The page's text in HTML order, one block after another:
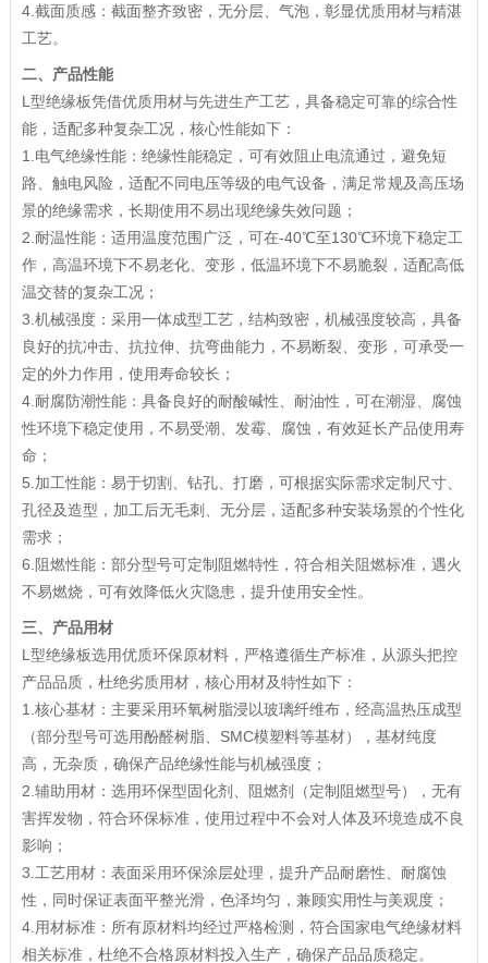
4.截面质感：截面整齐致密，无分层、气泡，彰显优质用材与精湛
工艺。
二、产品性能
L型绝缘板凭借优质用材与先进生产工艺，具备稳定可靠的综合性
能，适配多种复杂工况，核心性能如下：
1.电气绝缘性能：绝缘性能稳定，可有效阻止电流通过，避免短
路、触电风险，适配不同电压等级的电气设备，满足常规及高压场
景的绝缘需求，长期使用不易出现绝缘失效问题；
2.耐温性能：适用温度范围广泛，可在-40℃至130℃环境下稳定工
作，高温环境下不易老化、变形，低温环境下不易脆裂，适配高低
温交替的复杂工况；
3.机械强度：采用一体成型工艺，结构致密，机械强度较高，具备
良好的抗冲击、抗拉伸、抗弯曲能力，不易断裂、变形，可承受一
定的外力作用，使用寿命较长；
4.耐腐防潮性能：具备良好的耐酸碱性、耐油性，可在潮湿、腐蚀
性环境下稳定使用，不易受潮、发霉、腐蚀，有效延长产品使用寿
命；
5.加工性能：易于切割、钻孔、打磨，可根据实际需求定制尺寸、
孔径及造型，加工后无毛刺、无分层，适配多种安装场景的个性化
需求；
6.阻燃性能：部分型号可定制阻燃特性，符合相关阻燃标准，遇火
不易燃烧，可有效降低火灾隐患，提升使用安全性。
三、产品用材
L型绝缘板选用优质环保原材料，严格遵循生产标准，从源头把控
产品品质，杜绝劣质用材，核心用材及特性如下：
1.核心基材：主要采用环氧树脂浸以玻璃纤维布，经高温热压成型
（部分型号可选用酚醛树脂、SMC模塑料等基材），基材纯度
高，无杂质，确保产品绝缘性能与机械强度；
2.辅助用材：选用环保型固化剂、阻燃剂（定制阻燃型号），无有
害挥发物，符合环保标准，使用过程中不会对人体及环境造成不良
影响；
3.工艺用材：表面采用环保涂层处理，提升产品耐磨性、耐腐蚀
性，同时保证表面平整光滑，色泽均匀，兼顾实用性与美观度；
4.用材标准：所有原材料均经过严格检测，符合国家电气绝缘材料
相关标准，杜绝不合格原材料投入生产，确保产品品质稳定。